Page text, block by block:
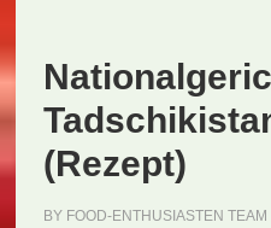
(Rezept)
BY FOOD-ENTHUSIASTEN TEAM